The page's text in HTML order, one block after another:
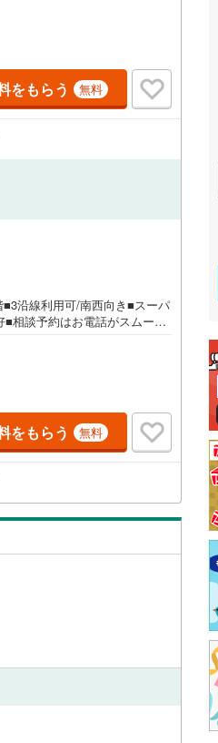
も安心ですね・大成建設施工
台、トイレ新規交換・建具
スクリーニング、他 立地・
約6分 弊社が選ばれる理由 1.
ーが資金計画をサポート！2.
！3.たくさんの銀行と繋がり
！4.物件のお引渡し後に必要
がございます。お気軽にお
をもらう 無料
沿線利用可/南西向き■スーパ
相談予約はお電話がスムーズ
られます。 立地・山階小学
歩約10分（約760m） 弊社
ンシャルプランナーが資金計
専門チームあり！3.たくさん
うに審査が可能！4.物件のお
のリフォームプランナーがご
にサポートいたします弊社は
をもらう 無料